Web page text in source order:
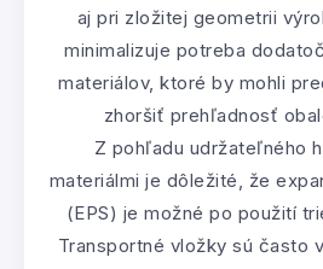
aj pri zložitej geometrii
minimalizuje potreba
materiálov, ktoré by mohli
zhoršiť prehľadnosť
Z pohľadu udržateľného
materiálmi je dôležité, že
(EPS) je možné po použití
Transportné vložky sú často